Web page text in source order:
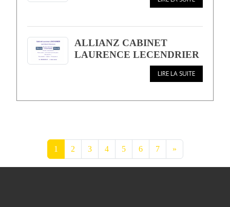
ALLIANZ CABINET
LAURENCE LECENDRIER
LIRE LA SUITE
1 2 3 4 5 6 7 »